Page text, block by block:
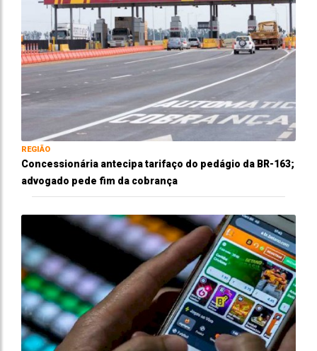
REGIÃO
Concessionária antecipa tarifaço do pedágio da BR-163;
advogado pede fim da cobrança